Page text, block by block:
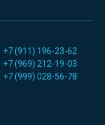
+7 (911) 196-23-62
+7 (969) 212-19-03
+7 (999) 028-56-78